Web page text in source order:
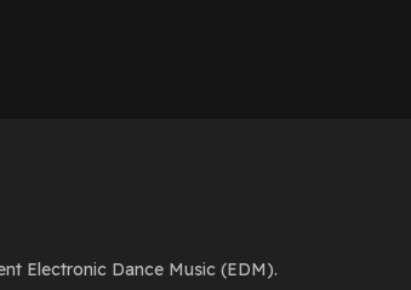
Electronic Dance Music (EDM).